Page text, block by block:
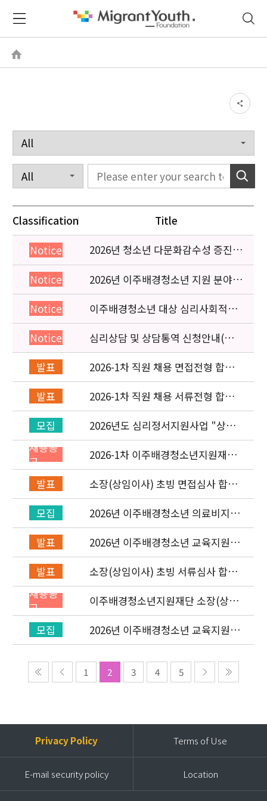
Classification Title
Notice
2026년 청소년 다문화감수성 증진
프로그램 「다가감」신청기관 안내
Notice
2026년 이주배경청소년 지원 분야
종사자 역량강화 교육 일정 안내
Notice
이주배경청소년 대상 심리사회적응
검사 연수동영상 개편 안내
Notice
심리상담 및 상담통역 신청안내(의뢰
서첨부)
발표
2026-1차 직원 채용 면접전형 합격
자 발표 및 적격심사 안내
발표
2026-1차 직원 채용 서류전형 합격
자 발표 및 면접전형 안내
모집
2026년도 심리정서지원사업 "상담
통역지원사(중국어, 베트남어, 러시
아어어, 몽골어)" 선발 공고
채용공
고
2026-1차 이주배경청소년지원재단
직원(기획운영실/사업운영부) 채용
공고 (~3/22)
발표
소장(상임이사) 초빙 면접심사 합격
자 발표
모집
2026년 이주배경청소년 의료비지원
사업 안내(사업 마감)
발표
2026년 이주배경청소년 교육지원사
업 레인보우스쿨 개설기관 선정 결과
발표
소장(상임이사) 초빙 서류심사 합격
자 발표 및 면접 심사 안내
채용공
고
이주배경청소년지원재단 소장(상임
이사) 초빙 공고
모집
2026년 이주배경청소년 교육지원사
업 ‘레인보우스쿨’ 개설기관 신청 공
1 2 3 4 5
Privacy Policy Terms of Use
E-mail security policy Location